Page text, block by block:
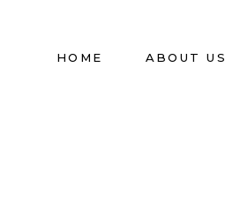
HOME ABOUT US